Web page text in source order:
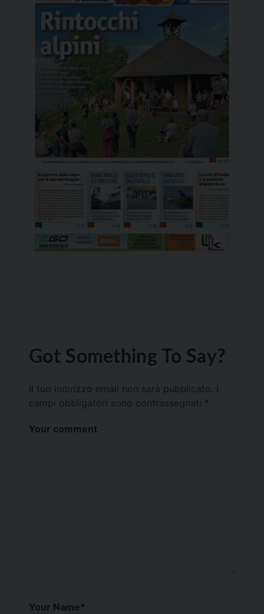
Got Something To Say?
Il tuo indirizzo email non sarà pubblicato.
campi obbligatori sono contrassegnati *
Your comment
Your Name*